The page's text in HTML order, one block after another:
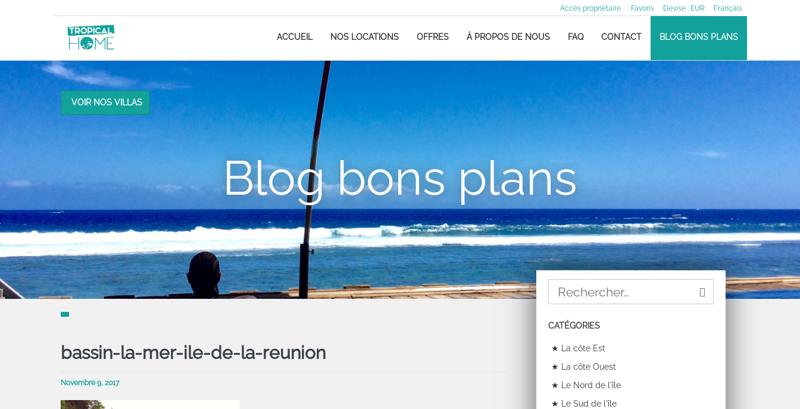
Français
Devise : EUR
Favoris
Accès propriétaire
ACCUEIL NOS LOCATIONS OFFRES À PROPOS DE NOUS FAQ CONTACT BLOG BONS PLANS
VOIR NOS VILLAS
Blog bons plans
bassin-la-mer-ile-de-la-reunion
Novembre 9, 2017
CATÉGORIES
★ La côte Est
★ La côte Ouest
★ Le Nord de l'île
★ Le Sud de l'île